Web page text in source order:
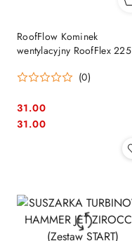
RoofFlow Kominek
wentylacyjny RoofFlex 225
bitumicznych (0)
Cena:
31.00
Cena:
31.00